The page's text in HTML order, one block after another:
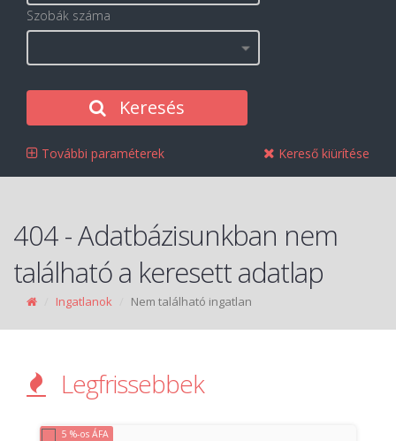
Szobák száma
Keresés
További paraméterek Kereső kiürítése
404 - Adatbázisunkban nem
található a keresett adatlap
Ingatlanok Nem található ingatlan
Legfrissebbek
5 %-os ÁFA